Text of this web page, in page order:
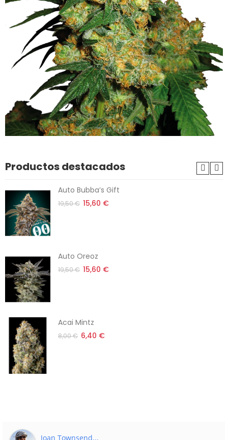
Productos destacados
Auto Bubba’s Gift
19,50 € 15,60 €
Auto Oreoz
19,50 € 15,60 €
Acai Mintz
8,00 € 6,40 €
Joan Townsend...